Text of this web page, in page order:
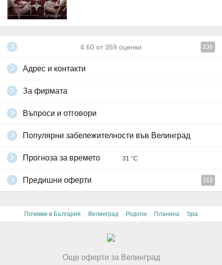
4.60 от 359 оценки 236
Адрес и контакти
За фирмата
Въпроси и отговори
Популярни забележителности във Велинград
Прогноза за времето 31 °C
Предишни оферти 112
Почивки в България · Велинград · Родопи · Планина · Spa
Още оферти за Велинград